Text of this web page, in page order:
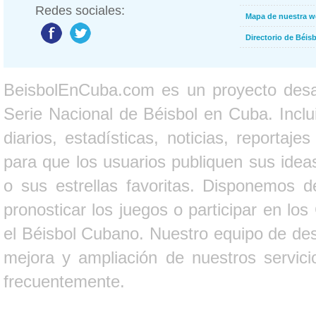
Redes sociales: Mapa de nuestra
Directorio de
BeisbolEnCuba.com es un proyecto
Serie Nacional de Béisbol en Cuba.
diarios, estadísticas, noticias,
para que los usuarios publiquen sus
o sus estrellas favoritas. Disponemos
pronosticar los juegos o participar en
el Béisbol Cubano. Nuestro equipo de
mejora y ampliación de nuestros
frecuentemente.